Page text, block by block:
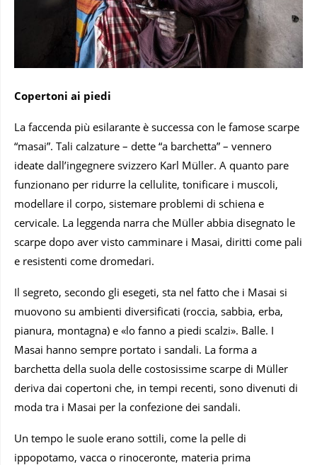
Copertoni ai piedi
La faccenda più esilarante è successa con le famose scarpe
“masai”. Tali calzature – dette “a barchetta” – vennero
ideate dall’ingegnere svizzero Karl Müller. A quanto pare
funzionano per ridurre la cellulite, tonificare i muscoli,
modellare il corpo, sistemare problemi di schiena e
cervicale. La leggenda narra che Müller abbia disegnato le
scarpe dopo aver visto camminare i Masai, diritti come pali
e resistenti come dromedari.
Il segreto, secondo gli esegeti, sta nel fatto che i Masai si
muovono su ambienti diversificati (roccia, sabbia, erba,
pianura, montagna) e «lo fanno a piedi scalzi». Balle. I
Masai hanno sempre portato i sandali. La forma a
barchetta della suola delle costosissime scarpe di Müller
deriva dai copertoni che, in tempi recenti, sono divenuti di
moda tra i Masai per la confezione dei sandali.
Un tempo le suole erano sottili, come la pelle di
ippopotamo, vacca o rinoceronte, materia prima